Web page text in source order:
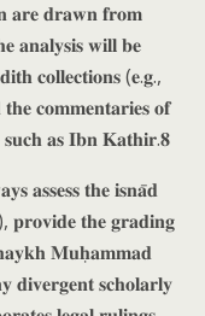
𝐚𝐫𝐞 𝐝𝐫𝐚𝐰𝐧 𝐟𝐫𝐨𝐦
𝐚𝐧𝐚𝐥𝐲𝐬𝐢𝐬 𝐰𝐢𝐥𝐥 𝐛𝐞
𝐜𝐨𝐥𝐥𝐞𝐜𝐭𝐢𝐨𝐧𝐬 (𝐞.𝐠.,
𝐜𝐨𝐦𝐦𝐞𝐧𝐭𝐚𝐫𝐢𝐞𝐬 𝐨𝐟
𝐬𝐮𝐜𝐡 𝐚𝐬 𝐈𝐛𝐧 𝐊𝐚𝐭𝐡𝐢𝐫.𝟖
𝐚𝐬𝐬𝐞𝐬𝐬 𝐭𝐡𝐞 𝐢𝐬𝐧𝐚̄𝐝
𝐩𝐫𝐨𝐯𝐢𝐝𝐞 𝐭𝐡𝐞 𝐠𝐫𝐚𝐝𝐢𝐧𝐠
𝐒𝐡𝐚𝐲𝐤𝐡 𝐌𝐮𝐡̣𝐚𝐦𝐦𝐚𝐝
𝐬𝐜𝐡𝐨𝐥𝐚𝐫𝐥𝐲